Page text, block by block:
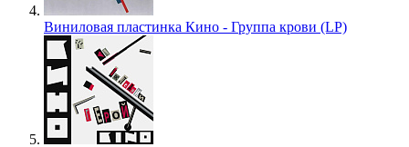
Виниловая пластинка Кино - Группа крови (LP)